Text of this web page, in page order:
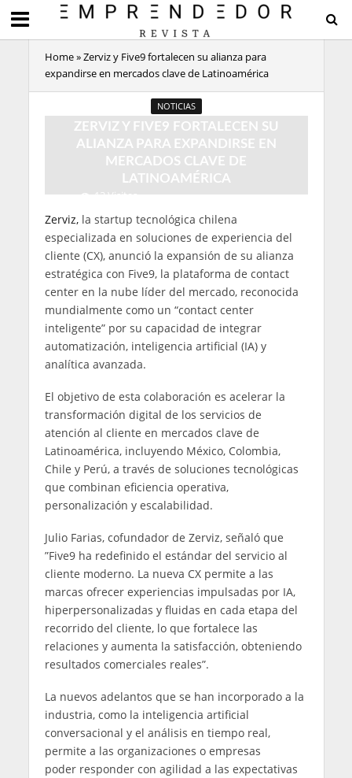
Home»Zerviz y Five9 fortalecen su alianza para
expandirse en mercados clave de Latinoamérica
NOTICIAS
ZERVIZ Y FIVE9 FORTALECEN SU
ALIANZA PARA EXPANDIRSE EN
MERCADOS CLAVE DE
LATINOAMÉRICA
13 Visitas
Zerviz,la startup tecnológica chilena
especializada en soluciones de experiencia del
cliente (CX), anunció la expansión de su alianza
estratégica con Five9, la plataforma de contact
center en la nube líder del mercado, reconocida
mundialmente como un “contact center
inteligente” por su capacidad de integrar
automatización, inteligencia artificial (IA) y
analítica avanzada.
El objetivo de esta colaboración es acelerar la
transformación digital de los servicios de
atención al cliente en mercados clave de
Latinoamérica, incluyendo México, Colombia,
Chile y Perú, a través de soluciones tecnológicas
que combinan eficiencia operativa,
personalización y escalabilidad.
Julio Farias, cofundador de Zerviz, señaló que
”Five9 ha redefinido el estándar del servicio al
cliente moderno. La nueva CX permite a las
marcas ofrecer experiencias impulsadas por IA,
hiperpersonalizadas y fluidas en cada etapa del
recorrido del cliente, lo que fortalece las
relaciones y aumenta la satisfacción, obteniendo
resultados comerciales reales”.
La nuevos adelantos que se han incorporado a la
industria, como la inteligencia artificial
conversacional y el análisis en tiempo real,
permite a las organizaciones o empresas
poder responder con agilidad a las expectativas